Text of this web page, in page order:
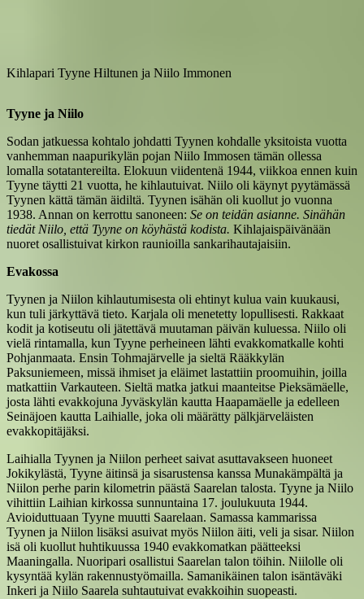
Kihlapari Tyyne Hiltunen ja Niilo Immonen
Tyyne ja Niilo
Sodan jatkuessa kohtalo johdatti Tyynen kohdalle yksitoista vuotta
vanhemman naapurikylän pojan Niilo Immosen tämän ollessa
lomalla sotatantereilta. Elokuun viidentenä 1944, viikkoa ennen kuin
Tyyne täytti 21 vuotta, he kihlautuivat. Niilo oli käynyt pyytämässä
Tyynen kättä tämän äidiltä. Tyynen isähän oli kuollut jo vuonna
1938. Annan on kerrottu sanoneen: Se on teidän asianne. Sinähän
tiedät Niilo, että Tyyne on köyhästä kodista. Kihlajaispäivänään
nuoret osallistuivat kirkon raunioilla sankarihautajaisiin.
Evakossa
Tyynen ja Niilon kihlautumisesta oli ehtinyt kulua vain kuukausi,
kun tuli järkyttävä tieto. Karjala oli menetetty lopullisesti. Rakkaat
kodit ja kotiseutu oli jätettävä muutaman päivän kuluessa. Niilo oli
vielä rintamalla, kun Tyyne perheineen lähti evakkomatkalle kohti
Pohjanmaata. Ensin Tohmajärvelle ja sieltä Rääkkylän
Paksuniemeen, missä ihmiset ja eläimet lastattiin proomuihin, joilla
matkattiin Varkauteen. Sieltä matka jatkui maanteitse Pieksämäelle,
josta lähti evakkojuna Jyväskylän kautta Haapamäelle ja edelleen
Seinäjoen kautta Laihialle, joka oli määrätty pälkjärveläisten
evakkopitäjäksi.
Laihialla Tyynen ja Niilon perheet saivat asuttavakseen huoneet
Jokikylästä, Tyyne äitinsä ja sisarustensa kanssa Munakämpältä ja
Niilon perhe parin kilometrin päästä Saarelan talosta. Tyyne ja Niilo
vihittiin Laihian kirkossa sunnuntaina 17. joulukuuta 1944.
Avioiduttuaan Tyyne muutti Saarelaan. Samassa kammarissa
Tyynen ja Niilon lisäksi asuivat myös Niilon äiti, veli ja sisar. Niilon
isä oli kuollut huhtikuussa 1940 evakkomatkan päätteeksi
Maaningalla. Nuoripari osallistui Saarelan talon töihin. Niilolle oli
kysyntää kylän rakennustyömailla. Samanikäinen talon isäntäväki
Inkeri ja Niilo Saarela suhtautuivat evakkoihin suopeasti.